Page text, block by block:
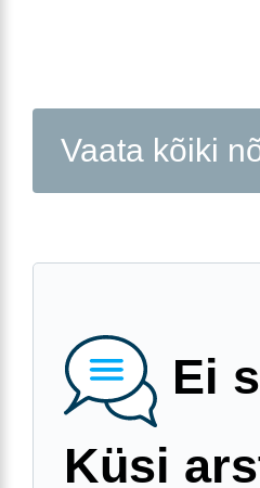
Vaata kõiki
Ei
Küsi